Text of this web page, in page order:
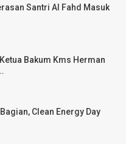
Santri Al Fahd Masuk
Bakum Kms Herman
Clean Energy Day